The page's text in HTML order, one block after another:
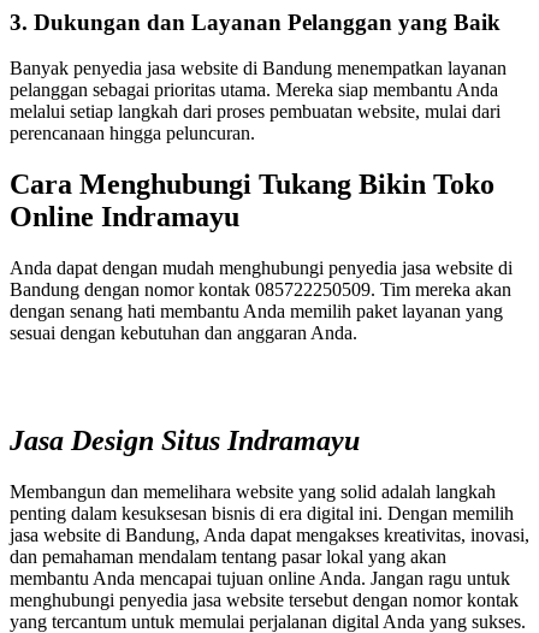
3. Dukungan dan Layanan Pelanggan yang Baik
Banyak penyedia jasa website di Bandung menempatkan layanan
pelanggan sebagai prioritas utama. Mereka siap membantu Anda
melalui setiap langkah dari proses pembuatan website, mulai dari
perencanaan hingga peluncuran.
Cara Menghubungi Tukang Bikin Toko
Online Indramayu
Anda dapat dengan mudah menghubungi penyedia jasa website di
Bandung dengan nomor kontak 085722250509. Tim mereka akan
dengan senang hati membantu Anda memilih paket layanan yang
sesuai dengan kebutuhan dan anggaran Anda.
Jasa Design Situs Indramayu
Membangun dan memelihara website yang solid adalah langkah
penting dalam kesuksesan bisnis di era digital ini. Dengan memilih
jasa website di Bandung, Anda dapat mengakses kreativitas, inovasi,
dan pemahaman mendalam tentang pasar lokal yang akan
membantu Anda mencapai tujuan online Anda. Jangan ragu untuk
menghubungi penyedia jasa website tersebut dengan nomor kontak
yang tercantum untuk memulai perjalanan digital Anda yang sukses.